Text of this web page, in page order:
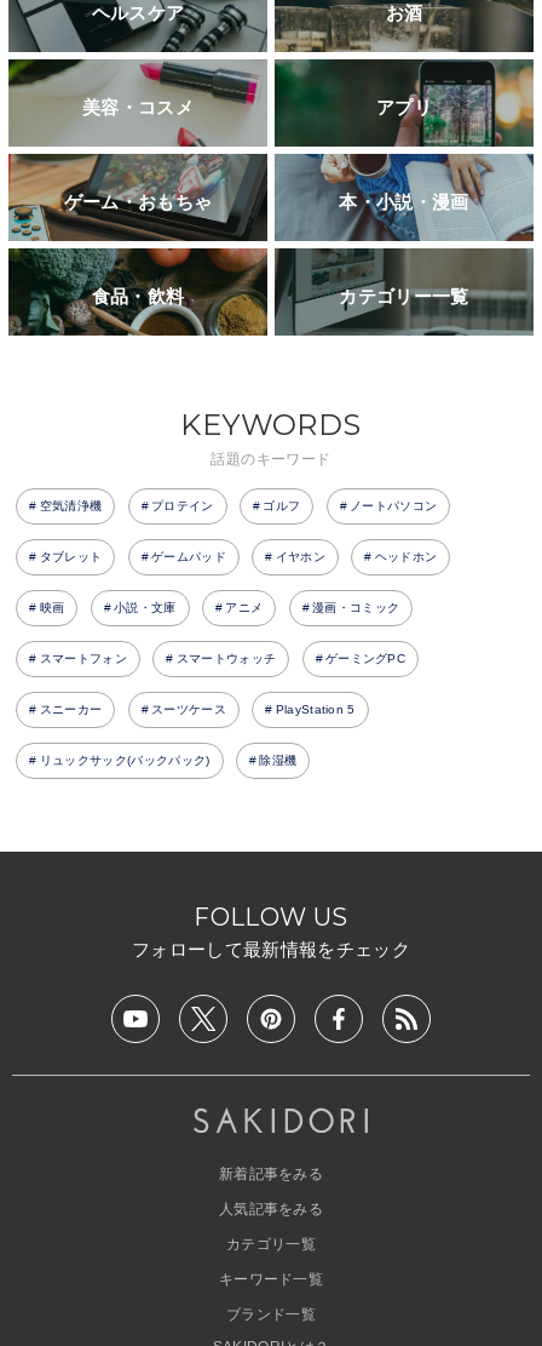
ヘルスケア お酒
美容・コスメ アプリ
ゲーム・おもちゃ 本・小説・漫画
食品・飲料 カテゴリー一覧
KEYWORDS
話題のキーワード
空気清浄機 プロテイン ゴルフ ノートパソコン
タブレット ゲームパッド イヤホン ヘッドホン
映画 小説・文庫 アニメ 漫画・コミック
スマートフォン スマートウォッチ ゲーミングPC
スニーカー スーツケース PlayStation 5
リュックサック(バックパック) 除湿機
FOLLOW US
フォローして最新情報をチェック
新着記事をみる
人気記事をみる
カテゴリ一覧
キーワード一覧
ブランド一覧